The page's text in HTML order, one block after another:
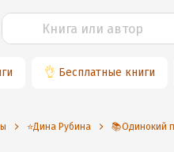
👌 Бесплатные книги
⭐️Дина Рубина 📚Одинокий